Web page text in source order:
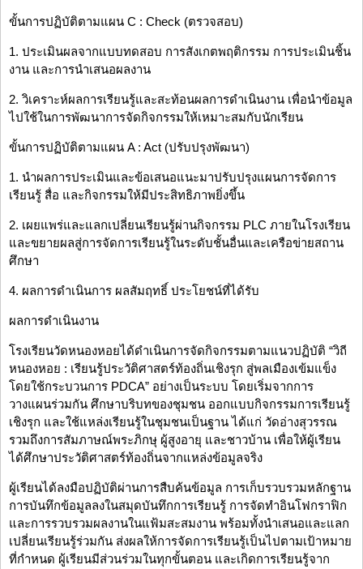
ขั้นการปฏิบัติตามแผน C : Check (ตรวจสอบ)
1. ประเมินผลจากแบบทดสอบ การสังเกตพฤติกรรม การประเมินชิ้น
งาน และการนำเสนอผลงาน
2. วิเคราะห์ผลการเรียนรู้และสะท้อนผลการดำเนินงาน เพื่อนำข้อมูล
ไปใช้ในการพัฒนาการจัดกิจกรรมให้เหมาะสมกับนักเรียน
ขั้นการปฏิบัติตามแผน A : Act (ปรับปรุงพัฒนา)
1. นำผลการประเมินและข้อเสนอแนะมาปรับปรุงแผนการจัดการ
เรียนรู้ สื่อ และกิจกรรมให้มีประสิทธิภาพยิ่งขึ้น
2. เผยแพร่และแลกเปลี่ยนเรียนรู้ผ่านกิจกรรม PLC ภายในโรงเรียน
และขยายผลสู่การจัดการเรียนรู้ในระดับชั้นอื่นและเครือข่ายสถาน
ศึกษา
4. ผลการดำเนินการ ผลสัมฤทธิ์ ประโยชน์ที่ได้รับ
ผลการดำเนินงาน
โรงเรียนวัดหนองหอยได้ดำเนินการจัดกิจกรรมตามแนวปฏิบัติ “วิถี
หนองหอย : เรียนรู้ประวัติศาสตร์ท้องถิ่นเชิงรุก สู่พลเมืองเข้มแข็ง
โดยใช้กระบวนการ PDCA” อย่างเป็นระบบ โดยเริ่มจากการ
วางแผนร่วมกัน ศึกษาบริบทของชุมชน ออกแบบกิจกรรมการเรียนรู้
เชิงรุก และใช้แหล่งเรียนรู้ในชุมชนเป็นฐาน ได้แก่ วัดอ่างสุวรรณ
รวมถึงการสัมภาษณ์พระภิกษุ ผู้สูงอายุ และชาวบ้าน เพื่อให้ผู้เรียน
ได้ศึกษาประวัติศาสตร์ท้องถิ่นจากแหล่งข้อมูลจริง
ผู้เรียนได้ลงมือปฏิบัติผ่านการสืบค้นข้อมูล การเก็บรวบรวมหลักฐาน
การบันทึกข้อมูลลงในสมุดบันทึกการเรียนรู้ การจัดทำอินโฟกราฟิก
และการรวบรวมผลงานในแฟ้มสะสมงาน พร้อมทั้งนำเสนอและแลก
เปลี่ยนเรียนรู้ร่วมกัน ส่งผลให้การจัดการเรียนรู้เป็นไปตามเป้าหมาย
ที่กำหนด ผู้เรียนมีส่วนร่วมในทุกขั้นตอน และเกิดการเรียนรู้จาก